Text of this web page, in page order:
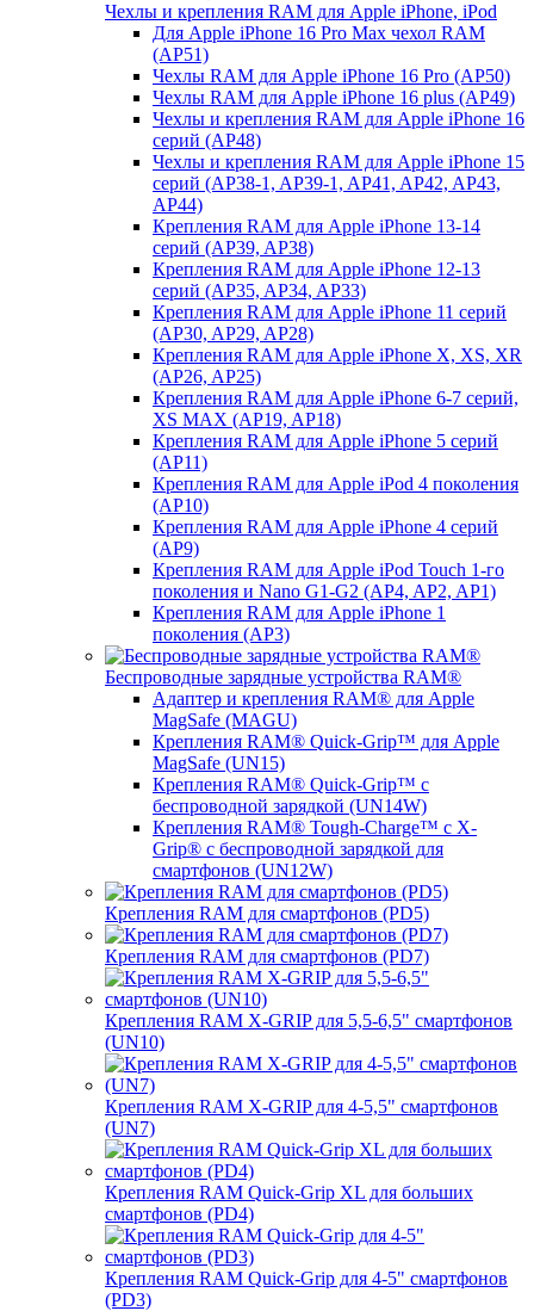
Чехлы и крепления RAM для Apple iPhone, iPod
Для Apple iPhone 16 Pro Max чехол RAM
(AP51)
Чехлы RAM для Apple iPhone 16 Pro (AP50)
Чехлы RAM для Apple iPhone 16 plus (AP49)
Чехлы и крепления RAM для Apple iPhone 16
серий (AP48)
Чехлы и крепления RAM для Apple iPhone 15
серий (AP38-1, AP39-1, AP41, AP42, AP43,
AP44)
Крепления RAM для Apple iPhone 13-14
серий (AP39, AP38)
Крепления RAM для Apple iPhone 12-13
серий (AP35, AP34, AP33)
Крепления RAM для Apple iPhone 11 серий
(AP30, AP29, AP28)
Крепления RAM для Apple iPhone X, XS, XR
(AP26, AP25)
Крепления RAM для Apple iPhone 6-7 серий,
XS MAX (AP19, AP18)
Крепления RAM для Apple iPhone 5 серий
(AP11)
Крепления RAM для Apple iPod 4 поколения
(AP10)
Крепления RAM для Apple iPhone 4 серий
(AP9)
Крепления RAM для Apple iPod Touch 1-го
поколения и Nano G1-G2 (AP4, AP2, AP1)
Крепления RAM для Apple iPhone 1
поколения (AP3)
Беспроводные зарядные устройства RAM®
Адаптер и крепления RAM® для Apple
MagSafe (MAGU)
Крепления RAM® Quick-Grip™ для Apple
MagSafe (UN15)
Крепления RAM® Quick-Grip™ с
беспроводной зарядкой (UN14W)
Крепления RAM® Tough-Charge™ с X-
Grip® с беспроводной зарядкой для
смартфонов (UN12W)
Крепления RAM для смартфонов (PD5)
Крепления RAM для смартфонов (PD7)
Крепления RAM X-GRIP для 5,5-6,5" смартфонов
(UN10)
Крепления RAM X-GRIP для 4-5,5" смартфонов
(UN7)
Крепления RAM Quick-Grip XL для больших
смартфонов (PD4)
Крепления RAM Quick-Grip для 4-5" смартфонов
(PD3)